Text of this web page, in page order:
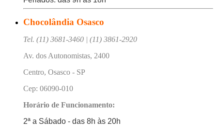
Chocolândia Osasco
Tel. (11) 3681-3460 | (11) 3861-2920
Av. dos Autonomistas, 2400
Centro, Osasco - SP
Cep: 06090-010
Horário de Funcionamento:
2ª a Sábado - das 8h às 20h